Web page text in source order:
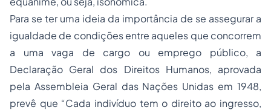
Para se ter uma ideia da importância de se assegurar a
igualdade de condições entre aqueles que concorrem
a uma vaga de cargo ou emprego público, a
Declaração Geral dos Direitos Humanos, aprovada
pela Assembleia Geral das Nações Unidas em 1948,
prevê que “Cada indivíduo tem o direito ao ingresso,